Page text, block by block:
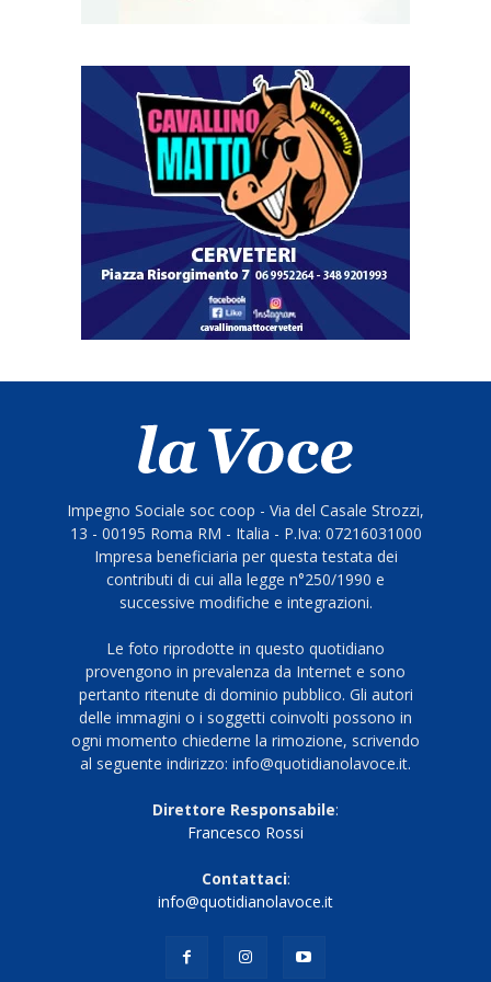
Impegno Sociale soc coop - Via del Casale Strozzi,
13 - 00195 Roma RM - Italia - P.Iva: 07216031000
Impresa beneficiaria per questa testata dei
contributi di cui alla legge n°250/1990 e
successive modifiche e integrazioni.
Le foto riprodotte in questo quotidiano
provengono in prevalenza da Internet e sono
pertanto ritenute di dominio pubblico. Gli autori
delle immagini o i soggetti coinvolti possono in
ogni momento chiederne la rimozione, scrivendo
al seguente indirizzo: info@quotidianolavoce.it.
Direttore Responsabile:
Francesco Rossi
Contattaci:
info@quotidianolavoce.it